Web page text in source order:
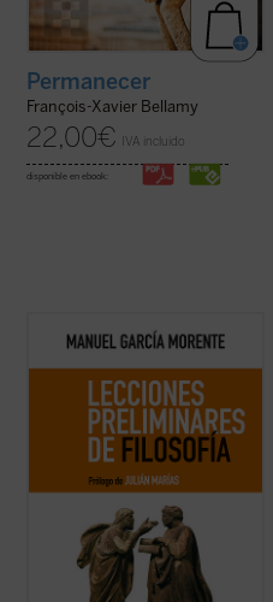
Permanecer
François-Xavier Bellamy
22,00€ IVA incluido
disponible en ebook:
Los lectores y estudiosos de estas
lecciones cuentan con un recorrido que los
humanidad ha llegado hasta aquí. Nacidas
de un curso impartido por el autor en 1937
en la universidad argentina de ...(ver ficha)